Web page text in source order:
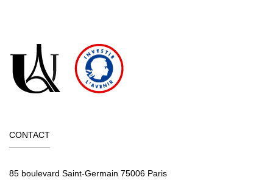
CONTACT
85 boulevard Saint-Germain 75006 Paris